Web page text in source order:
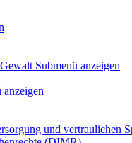
Submenü anzeigen
anzeigen
und vertraulichen